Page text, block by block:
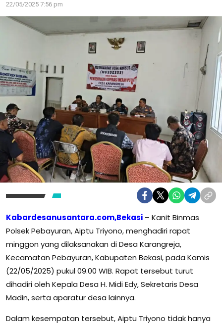
22/05/2025 7:56 pm
Kabardesanusantara.com,Bekasi – Kanit Binmas
Polsek Pebayuran, Aiptu Triyono, menghadiri rapat
minggon yang dilaksanakan di Desa Karangreja,
Kecamatan Pebayuran, Kabupaten Bekasi, pada Kamis
(22/05/2025) pukul 09.00 WIB. Rapat tersebut turut
dihadiri oleh Kepala Desa H. Midi Edy, Sekretaris Desa
Madin, serta aparatur desa lainnya.
Dalam kesempatan tersebut, Aiptu Triyono tidak hanya